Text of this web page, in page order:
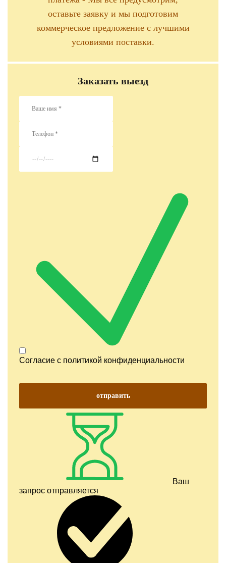
оставьте заявку и мы подготовим
коммерческое предложение с лучшими
условиями поставки.
Заказать выезд
Согласие с политикой конфиденциальности
отправить
Ваш
запрос отправляется